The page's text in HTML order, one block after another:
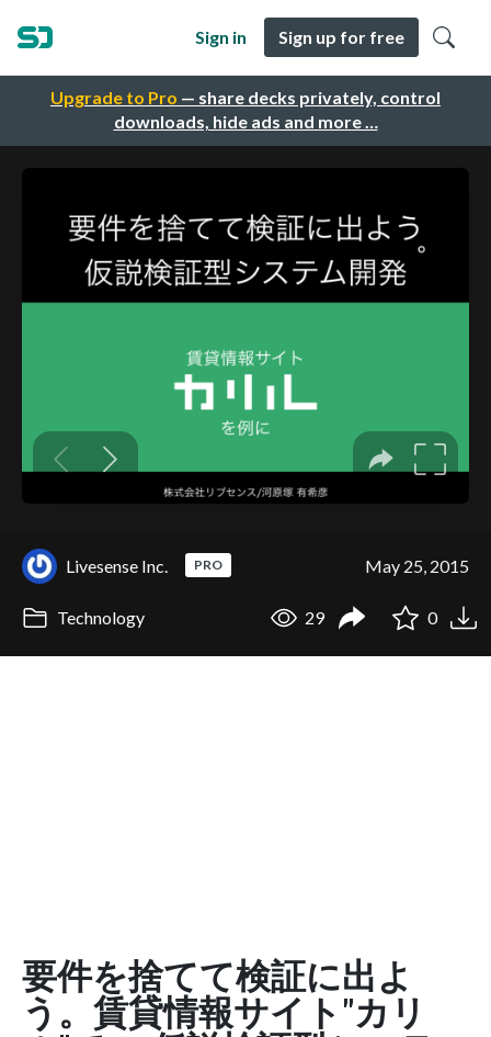
Upgrade to Pro — share decks privately, control
downloads, hide ads and more …
Sign in Sign up for free
Livesense Inc. PRO May 25, 2015
Technology 29 0
要件を捨てて検証に出よ
う。賃貸情報サイト"カリ